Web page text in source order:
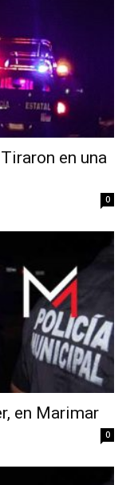
en una
0
en Marimar
0